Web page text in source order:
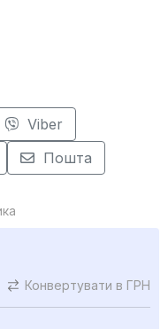
Viber
Пошта
Конвертувати в ГРН